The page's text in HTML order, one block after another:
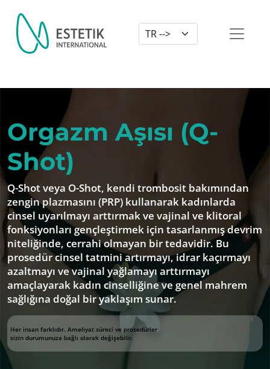
Dil Seçimi
Orgazm Aşısı (Q-
Shot)
Q-Shot veya O-Shot, kendi trombosit bakımından
zengin plazmasını (PRP) kullanarak kadınlarda
cinsel uyarılmayı arttırmak ve vajinal ve klitoral
fonksiyonları gençleştirmek için tasarlanmış devrim
niteliğinde, cerrahi olmayan bir tedavidir. Bu
prosedür cinsel tatmini artırmayı, idrar kaçırmayı
azaltmayı ve vajinal yağlamayı arttırmayı
amaçlayarak kadın cinselliğine ve genel mahrem
sağlığına doğal bir yaklaşım sunar.
Her insan farklıdır. Ameliyat süreci ve prosedürler
sizin durumunuza bağlı olarak değişebilir.